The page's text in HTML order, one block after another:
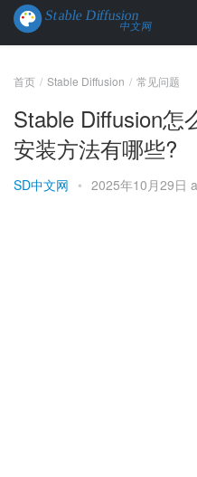
首页 Stable Diffusion 常见问题
Stable Diffusion怎
安装方法有哪些?
SD中文网 • 2025年10月29日